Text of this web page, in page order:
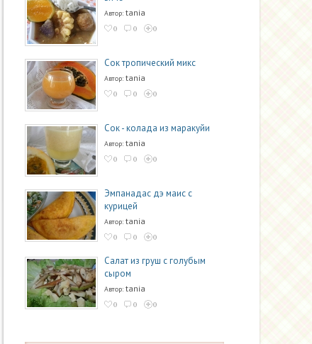
Автор: tania
0 0 0
Сок тропический микс
Автор: tania
0 0 0
Сок - колада из маракуйи
Автор: tania
0 0 0
Эмпанадас дэ маис с
курицей
Автор: tania
0 0 0
Салат из груш с голубым
сыром
Автор: tania
0 0 0